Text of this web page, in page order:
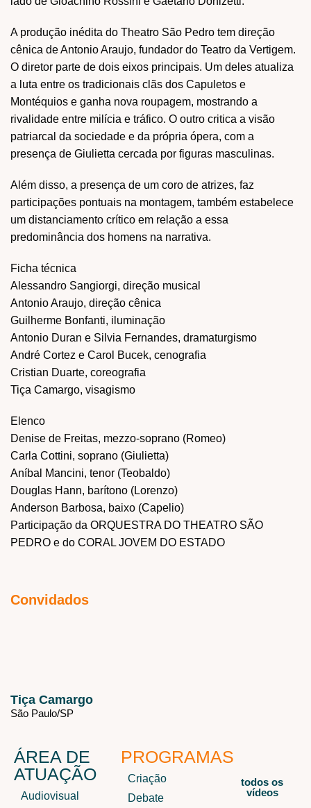
A produção inédita do Theatro São Pedro tem direção
cênica de Antonio Araujo, fundador do Teatro da Vertigem.
O diretor parte de dois eixos principais. Um deles atualiza
a luta entre os tradicionais clãs dos Capuletos e
Montéquios e ganha nova roupagem, mostrando a
rivalidade entre milícia e tráfico. O outro critica a visão
patriarcal da sociedade e da própria ópera, com a
presença de Giulietta cercada por figuras masculinas.
Além disso, a presença de um coro de atrizes, faz
participações pontuais na montagem, também estabelece
um distanciamento crítico em relação a essa
predominância dos homens na narrativa.
Ficha técnica
Alessandro Sangiorgi, direção musical
Antonio Araujo, direção cênica
Guilherme Bonfanti, iluminação
Antonio Duran e Silvia Fernandes, dramaturgismo
André Cortez e Carol Bucek, cenografia
Cristian Duarte, coreografia
Tiça Camargo, visagismo
Elenco
Denise de Freitas, mezzo-soprano (Romeo)
Carla Cottini, soprano (Giulietta)
Aníbal Mancini, tenor (Teobaldo)
Douglas Hann, barítono (Lorenzo)
Anderson Barbosa, baixo (Capelio)
Participação da ORQUESTRA DO THEATRO SÃO
PEDRO e do CORAL JOVEM DO ESTADO
Convidados
Tiça Camargo
São Paulo/SP
ÁREA DE
ATUAÇÃO
Audiovisual
PROGRAMAS
Criação
Debate
todos os
vídeos